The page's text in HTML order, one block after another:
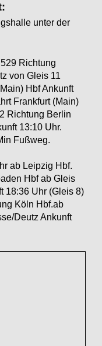
unter der
Richtung
von Gleis 11
Hbf Ankunft
Frankfurt (Main)
Richtung Berlin
13:10 Uhr.
Fußweg.
ab Leipzig Hbf.
Hbf ab Gleis
18:36 Uhr (Gleis 8)
Köln Hbf.ab
Deutz Ankunft